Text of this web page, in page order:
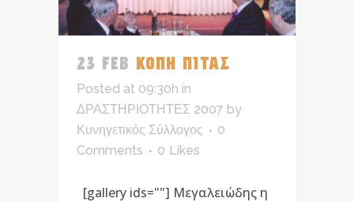
23 FEB ΚΟΠΗ ΠΙΤΑΣ
Posted at 09:30h in
ΔΡΑΣΤΗΡΙΟΤΗΤΕΣ 2007 by
Κυνηγετικός Σύλλογος
0
Comments
0 Likes
[gallery ids=""] Μεγαλειώδης η